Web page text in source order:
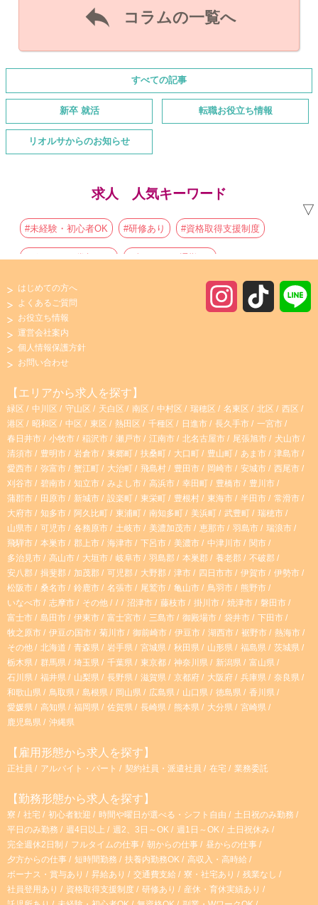
 コラムの一覧へ
すべての記事
新卒 就活 転職お役立ち情報
リオルサからのお知らせ
求人 人気キーワード
▽
#未経験・初心者OK #研修あり #資格取得支援制度
#ボーナス・賞与あり #車・バイク通勤OK
#制服貸与あり #初心者歓迎
#駅チカ・駅ナカ #フルタイムの仕事
#夕方からの仕事
#時間や曜日が選べる・シフト自由 #完全週休2日制 #寮
#ブランクOK #昼からの仕事 #産休・育休実績あり
#託児所あり #子育て両立応援 #昇給あり
#学歴・年齢不問 #社宅 #経験者優遇 #交通費支給
#シニア歓迎 #残業なし #週4日以上 #服装・髪型自由
#週2、3日～OK #無資格OK #土日祝休み
#副業・WワークOK #短時間勤務
a
g
r
a
m
o
k
はじめての方へ
よくあるご質問
お役立ち情報
運営会社案内
個人情報保護方針
お問い合わせ
【エリアから求人を探す】
緑区 中川区 守山区 天白区 南区 中村区 瑞穂区 名東区 北区
西区
港区
昭和区 中区 東区 熱田区 千種区 日進市 長久手市
一宮市
春日井市
小牧市 稲沢市 瀬戸市 江南市 北名古屋市 尾張旭市
犬山市
清須市
豊明市 岩倉市 東郷町 扶桑町 大口町 豊山町 あま市
津島市
愛西市
弥富市 蟹江町 大治町 飛島村 豊田市 岡崎市 安城市
西尾市
刈谷市
碧南市 知立市 みよし市 高浜市 幸田町 豊橋市
豊川市
蒲郡市
田原市 新城市 設楽町 東栄町 豊根村 東海市 半田市
常滑市
大府市
知多市 阿久比町 東浦町 南知多町 美浜町 武豊町
瑞穂市
山県市
可児市 各務原市 土岐市 美濃加茂市 恵那市 羽島市
瑞浪市
飛騨市
本巣市 郡上市 海津市 下呂市 美濃市 中津川市
関市
多治見市
高山市 大垣市 岐阜市 羽島郡 本巣郡 養老郡
不破郡
安八郡
揖斐郡 加茂郡 可児郡 大野郡 津市 四日市市 伊賀市
伊勢市
松阪市
桑名市 鈴鹿市 名張市 尾鷲市 亀山市 鳥羽市
熊野市
いなべ市
志摩市 その他 沼津市 藤枝市 掛川市 焼津市
磐田市
富士市
島田市 伊東市 富士宮市 三島市 御殿場市 袋井市
下田市
牧之原市
伊豆の国市 菊川市 御前崎市 伊豆市 湖西市 裾野市
熱海市
その他
北海道 青森県 岩手県 宮城県 秋田県 山形県 福島県
茨城県
栃木県
群馬県 埼玉県 千葉県 東京都 神奈川県 新潟県
富山県
石川県
福井県 山梨県 長野県 滋賀県 京都府 大阪府 兵庫県
奈良県
和歌山県
鳥取県 島根県 岡山県 広島県 山口県 徳島県
香川県
愛媛県
高知県 福岡県 佐賀県 長崎県 熊本県 大分県
宮崎県
鹿児島県
沖縄県
【雇用形態から求人を探す】
正社員 アルバイト・パート 契約社員・派遣社員 在宅 業務委託
【勤務形態から求人を探す】
寮 社宅 初心者歓迎 時間や曜日が選べる・シフト自由
土日祝のみ勤務
平日のみ勤務
週4日以上 週2、3日～OK 週1日～OK
土日祝休み
完全週休2日制
フルタイムの仕事 朝からの仕事
昼からの仕事
夕方からの仕事
短時間勤務 扶養内勤務OK
高収入・高時給
ボーナス・賞与あり
昇給あり 交通費支給 寮・社宅あり
残業なし
社員登用あり
資格取得支援制度 研修あり
産休・育休実績あり